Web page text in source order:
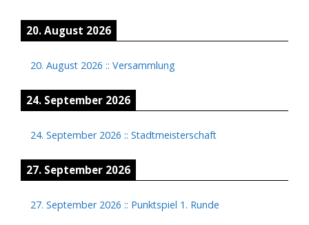
20. August 2026
20. August 2026 :: Versammlung
24. September 2026
24. September 2026 :: Stadtmeisterschaft
27. September 2026
27. September 2026 :: Punktspiel 1. Runde